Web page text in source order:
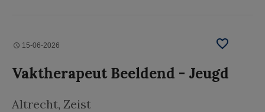
15-06-2026
Vaktherapeut Beeldend - Jeugd
Altrecht, Zeist